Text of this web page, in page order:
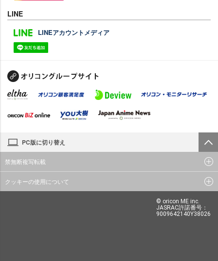
LINE
LINEアカウントメディア
PC版に切り替え
禁無断複写転載
クッキーの使用について
© oricon ME inc.
JASRAC許諾番号：
9009642140Y38026